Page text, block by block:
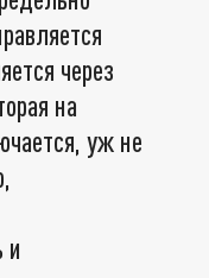
через
на
уж не
и